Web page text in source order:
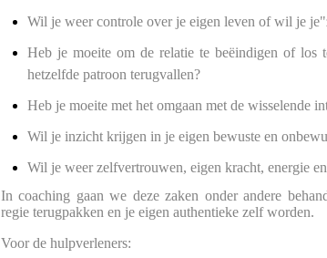
Wil je weer controle over je eigen leven of wil je
Heb je moeite om de relatie te beëindigen of
hetzelfde patroon terugvallen?
Heb je moeite met het omgaan met de wisselende
Wil je inzicht krijgen in je eigen bewuste en
Wil je weer zelfvertrouwen, eigen kracht, energie
In coaching gaan we deze zaken onder andere
regie terugpakken en je eigen authentieke zelf worden.
Voor de hulpverleners: